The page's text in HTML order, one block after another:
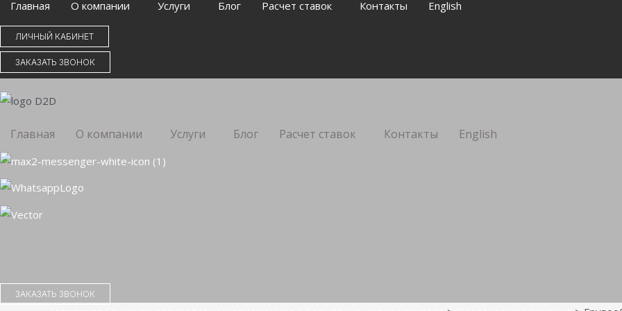
Главная О компании Услуги Блог Расчет ставок Контакты English
ЛИЧНЫЙ КАБИНЕТ
ЗАКАЗАТЬ ЗВОНОК
Главная О компании Услуги Блог Расчет ставок Контакты English
ЗАКАЗАТЬ ЗВОНОК